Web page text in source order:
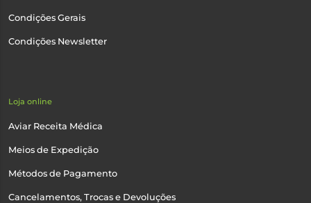
Condições Gerais
Condições Newsletter
Loja online
Aviar Receita Médica
Meios de Expedição
Métodos de Pagamento
Cancelamentos, Trocas e Devoluções